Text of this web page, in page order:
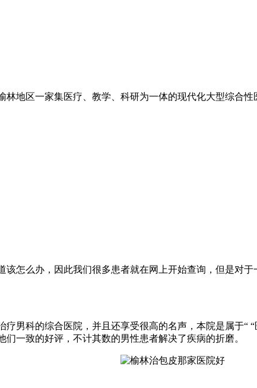
地区一家集医疗、教学、科研为一体的现代化大型综合
么办，因此我们很多患者就在网上开始查询，但是对于
疗男科的综合医院，并且还享受很高的名声，本院是属于“
一致的好评，不计其数的男性患者解决了疾病的折磨。